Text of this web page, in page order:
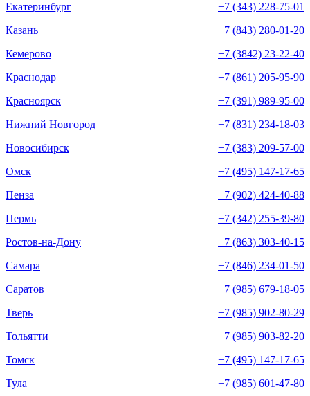
Екатеринбург
+7 (343) 228-75-01
Казань
+7 (843) 280-01-20
Кемерово
+7 (3842) 23-22-40
Краснодар
+7 (861) 205-95-90
Красноярск
+7 (391) 989-95-00
Нижний Новгород
+7 (831) 234-18-03
Новосибирск
+7 (383) 209-57-00
Омск
+7 (495) 147-17-65
Пенза
+7 (902) 424-40-88
Пермь
+7 (342) 255-39-80
Ростов-на-Дону
+7 (863) 303-40-15
Самара
+7 (846) 234-01-50
Саратов
+7 (985) 679-18-05
Тверь
+7 (985) 902-80-29
Тольятти
+7 (985) 903-82-20
Томск
+7 (495) 147-17-65
Тула
+7 (985) 601-47-80